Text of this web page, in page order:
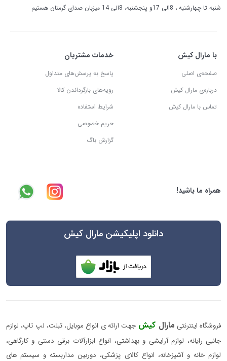
شنبه تا چهارشنبه ، 8الی 17و پنجشنبه، 8الی 14 میزبان صدای گرمتان هستیم
با مارال کیش
صفحه‌ی اصلی
درباره‌ی مارال کیش
تماس با مارال کیش
خدمات مشتریان
پاسخ به پرسش‌های متداول
رویه‌های بازگرداندن کالا
شرایط استفاده
حریم خصوصی
گزارش باگ
همراه ما باشید!
دانلود اپلیکیشن مارال کیش
فروشگاه اینترنتی مارال کیش جهت ارائه ی انواع موبایل، تبلت، لپ تاپ، لوازم
جانبی رایانه، لوازم آرایشی و بهداشتی، انواع ابزارآلات برقی دستی و کارگاهی،
لوازم خانه و آشپزخانه، انواع کالای پزشکی، دوربین مداربسته و سیستم های